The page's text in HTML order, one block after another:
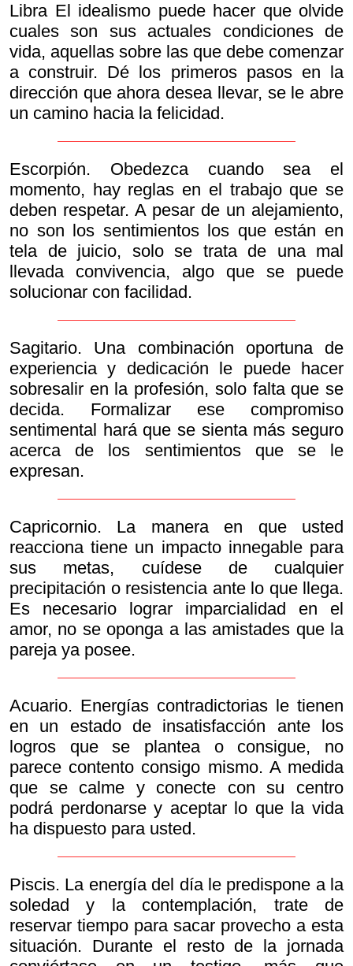
Libra El idealismo puede hacer que olvide
cuales son sus actuales condiciones de
vida, aquellas sobre las que debe comenzar
a construir. Dé los primeros pasos en la
dirección que ahora desea llevar, se le abre
un camino hacia la felicidad.
Escorpión. Obedezca cuando sea el
momento, hay reglas en el trabajo que se
deben respetar. A pesar de un alejamiento,
no son los sentimientos los que están en
tela de juicio, solo se trata de una mal
llevada convivencia, algo que se puede
solucionar con facilidad.
Sagitario. Una combinación oportuna de
experiencia y dedicación le puede hacer
sobresalir en la profesión, solo falta que se
decida. Formalizar ese compromiso
sentimental hará que se sienta más seguro
acerca de los sentimientos que se le
expresan.
Capricornio. La manera en que usted
reacciona tiene un impacto innegable para
sus metas, cuídese de cualquier
precipitación o resistencia ante lo que llega.
Es necesario lograr imparcialidad en el
amor, no se oponga a las amistades que la
pareja ya posee.
Acuario. Energías contradictorias le tienen
en un estado de insatisfacción ante los
logros que se plantea o consigue, no
parece contento consigo mismo. A medida
que se calme y conecte con su centro
podrá perdonarse y aceptar lo que la vida
ha dispuesto para usted.
Piscis. La energía del día le predispone a la
soledad y la contemplación, trate de
reservar tiempo para sacar provecho a esta
situación. Durante el resto de la jornada